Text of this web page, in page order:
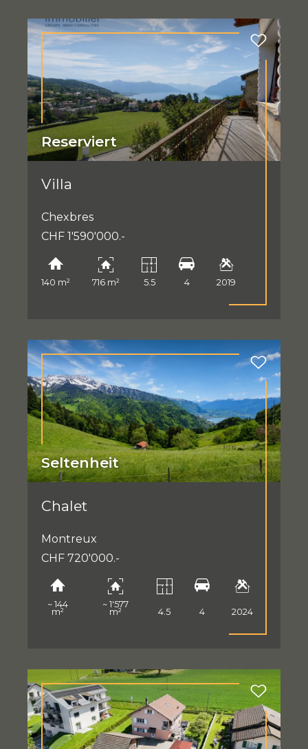
Reserviert
Villa
Chexbres
CHF 1'590'000.-
140 m² 716 m² 5.5 4 2019
Seltenheit
Chalet
Montreux
CHF 720'000.-
~ 144
m²
~ 1'577
m² 4.5 4 2024